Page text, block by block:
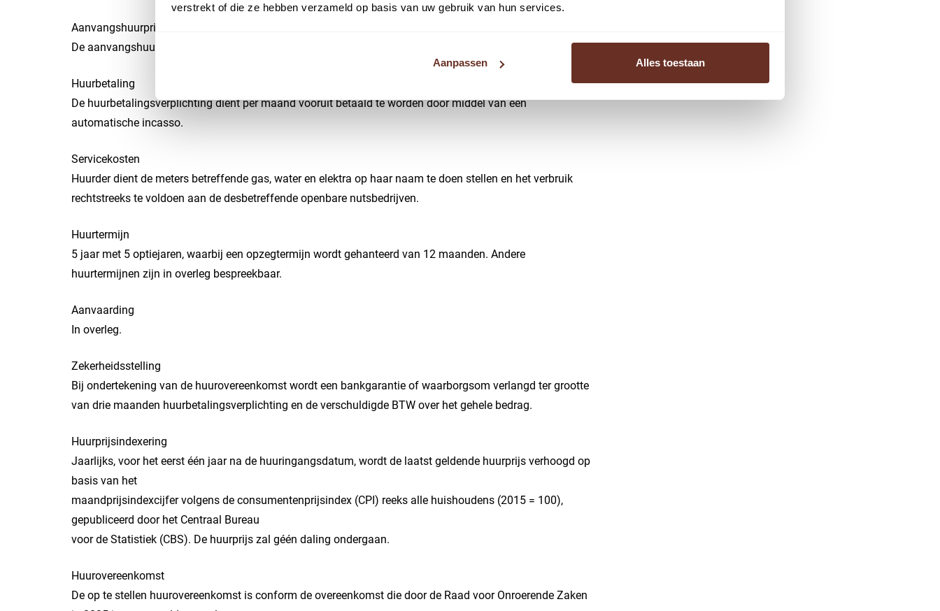
verstrekt of die ze hebben verzameld op basis van uw gebruik van hun services.
Aanpassen Alles toestaan
Aanvangshuurprijs
De aanvangshuurprijs bedraagt € 38.480- per jaar, exclusief BTW.
Huurbetaling
De huurbetalingsverplichting dient per maand vooruit betaald te worden door middel van een
automatische incasso.
Servicekosten
Huurder dient de meters betreffende gas, water en elektra op haar naam te doen stellen en het verbruik
rechtstreeks te voldoen aan de desbetreffende openbare nutsbedrijven.
Huurtermijn
5 jaar met 5 optiejaren, waarbij een opzegtermijn wordt gehanteerd van 12 maanden. Andere
huurtermijnen zijn in overleg bespreekbaar.
Aanvaarding
In overleg.
Zekerheidsstelling
Bij ondertekening van de huurovereenkomst wordt een bankgarantie of waarborgsom verlangd ter grootte
van drie maanden huurbetalingsverplichting en de verschuldigde BTW over het gehele bedrag.
Huurprijsindexering
Jaarlijks, voor het eerst één jaar na de huuringangsdatum, wordt de laatst geldende huurprijs verhoogd op
basis van het
maandprijsindexcijfer volgens de consumentenprijsindex (CPI) reeks alle huishoudens (2015 = 100),
gepubliceerd door het Centraal Bureau
voor de Statistiek (CBS). De huurprijs zal géén daling ondergaan.
Huurovereenkomst
De op te stellen huurovereenkomst is conform de overeenkomst die door de Raad voor Onroerende Zaken